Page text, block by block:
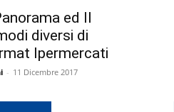
ed Il
diversi di
Ipermercati
- 11 Dicembre 2017